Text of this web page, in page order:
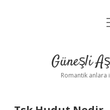
Güneşli
Romantik anlara